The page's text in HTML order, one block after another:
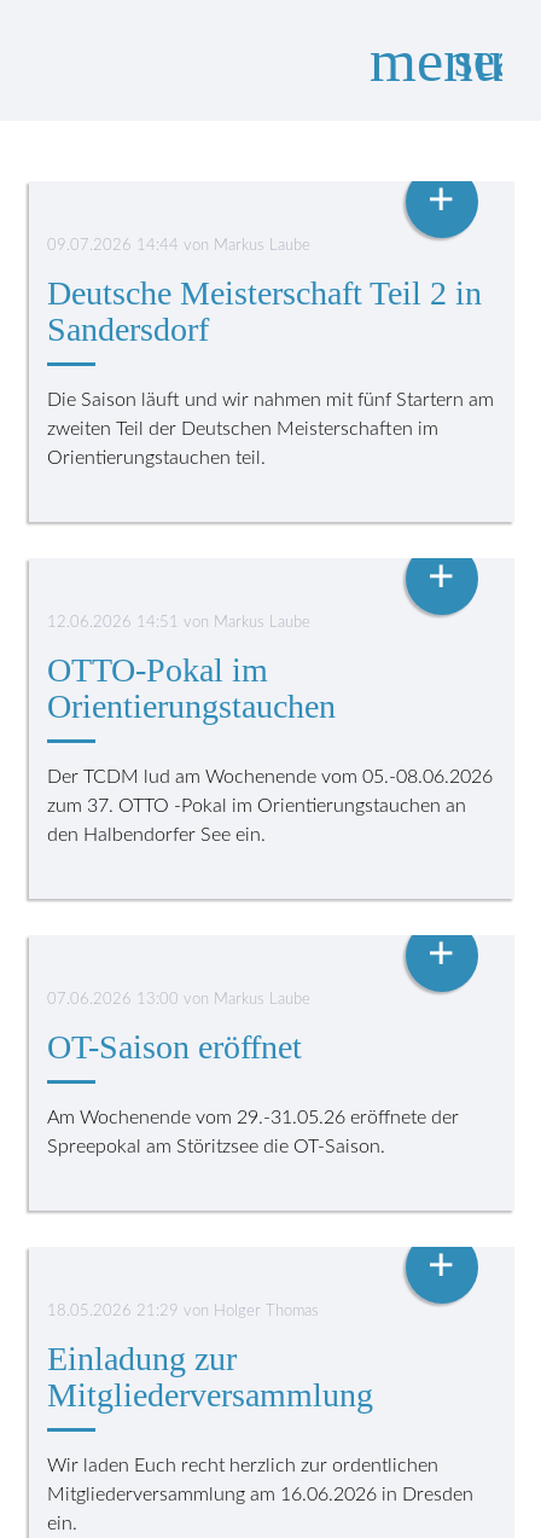
menu
SUCHEN
09.07.2026 14:44 von Markus Laube
Deutsche Meisterschaft Teil 2 in
Sandersdorf
Die Saison läuft und wir nahmen mit fünf Startern am
zweiten Teil der Deutschen Meisterschaften im
Orientierungstauchen teil.
+
12.06.2026 14:51 von Markus Laube
OTTO-Pokal im
Orientierungstauchen
Der TCDM lud am Wochenende vom 05.-08.06.2026
zum 37. OTTO -Pokal im Orientierungstauchen an
den Halbendorfer See ein.
+
07.06.2026 13:00 von Markus Laube
OT-Saison eröffnet
Am Wochenende vom 29.-31.05.26 eröffnete der
Spreepokal am Störitzsee die OT-Saison.
+
18.05.2026 21:29 von Holger Thomas
Einladung zur
Mitgliederversammlung
Wir laden Euch recht herzlich zur ordentlichen
Mitgliederversammlung am 16.06.2026 in Dresden
ein.
+